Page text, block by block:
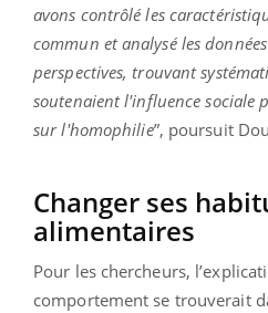
avons contrôlé les
commun et analysé les
perspectives, trouvant
soutenaient l'influence sociale
sur l'homophilie”, poursuit
Changer ses
alimentaires
Pour les chercheurs,
comportement se trouverait